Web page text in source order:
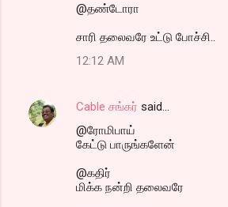
@தண்டோரா
சாரி தலைவரே உட்டு போச்சி..
12:12 AM
Cable சங்கர் said…
@ரோமிபாய்
கேட்டு பாருங்களேன்
@கதிர்
மிக்க நன்றி தலைவரே